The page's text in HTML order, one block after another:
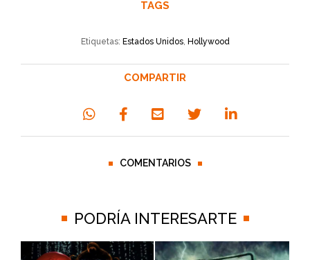
TAGS
Etiquetas: Estados Unidos, Hollywood
COMPARTIR
COMENTARIOS
PODRÍA INTERESARTE